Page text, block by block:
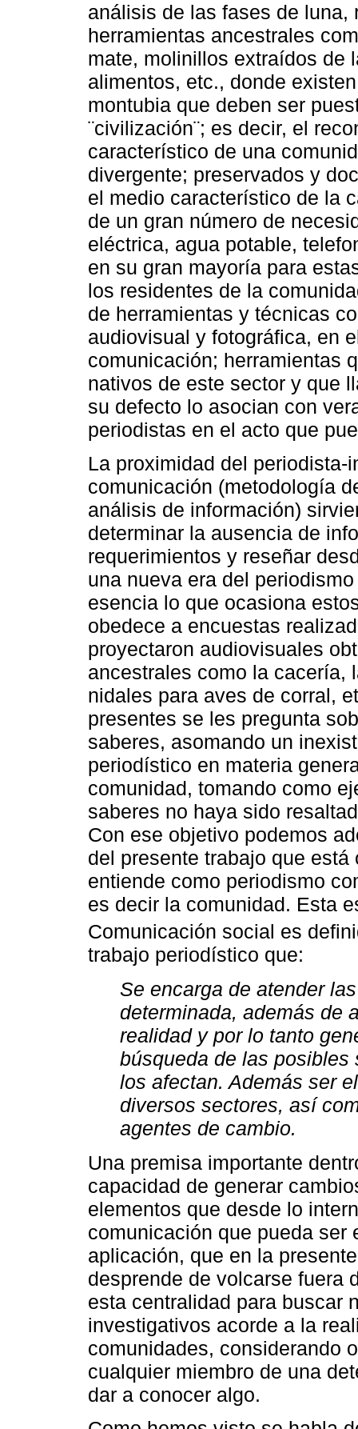
análisis de las fases de luna,
herramientas ancestrales
mate, molinillos extraídos de
alimentos, etc., donde
montubia que deben ser
¨civilización¨; es decir, el
característico de una
divergente; preservados y
el medio característico de la
de un gran número de
eléctrica, agua potable,
en su gran mayoría para
los residentes de la
de herramientas y técnicas
audiovisual y fotográfica, en
comunicación; herramientas
nativos de este sector y que
su defecto lo asocian con
periodistas en el acto que
La proximidad del
comunicación (metodología
análisis de información)
determinar la ausencia de
requerimientos y reseñar
una nueva era del
esencia lo que ocasiona
obedece a encuestas
proyectaron audiovisuales
ancestrales como la cacería,
nidales para aves de corral,
presentes se les pregunta
saberes, asomando un
periodístico en materia
comunidad, tomando como
saberes no haya sido
Con ese objetivo podemos
del presente trabajo que
entiende como periodismo
es decir la comunidad. Esta
Comunicación social es
trabajo periodístico que:
Se encarga de atender
determinada, además de
realidad y por lo tanto
búsqueda de las
los afectan. Además ser
diversos sectores, así
agentes de cambio.
Una premisa importante
capacidad de generar
elementos que desde lo
comunicación que pueda ser
aplicación, que en la
desprende de volcarse fuera
esta centralidad para buscar
investigativos acorde a la
comunidades, considerando
cualquier miembro de una
dar a conocer algo.